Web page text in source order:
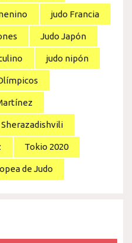
judo Francia
Judo Japón
judo nipón
Tokio 2020
de Judo